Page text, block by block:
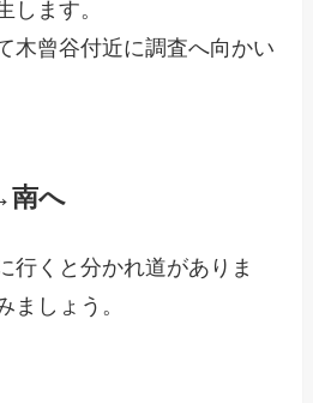
します。
木曾谷付近に調査へ向かい
南へ
行くと分かれ道がありま
ましょう。